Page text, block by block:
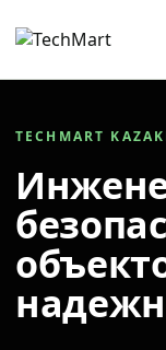
TECHMART